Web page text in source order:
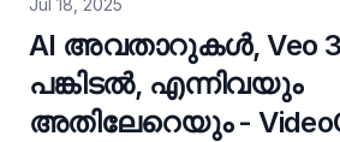
Jul 18, 2025
AI അവതാറുകൾ, Veo
പങ്കിടൽ, എന്നിവയും
അതിലേറെയും -